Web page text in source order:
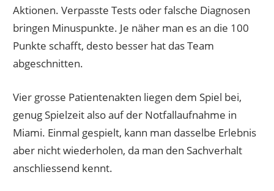
Aktionen. Verpasste Tests oder falsche Diagnosen
bringen Minuspunkte. Je näher man es an die 100
Punkte schafft, desto besser hat das Team
abgeschnitten.
Vier grosse Patientenakten liegen dem Spiel bei,
genug Spielzeit also auf der Notfallaufnahme in
Miami. Einmal gespielt, kann man dasselbe Erlebnis
aber nicht wiederholen, da man den Sachverhalt
anschliessend kennt.